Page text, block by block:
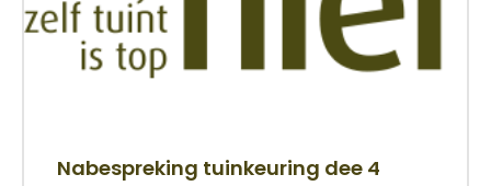
Nabespreking tuinkeuring dee 4